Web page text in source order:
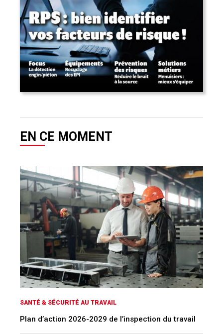
EN CE MOMENT
SANTÉ & SÉCURITÉ AU TRAVAIL
Plan d’action 2026-2029 de l’inspection du travail